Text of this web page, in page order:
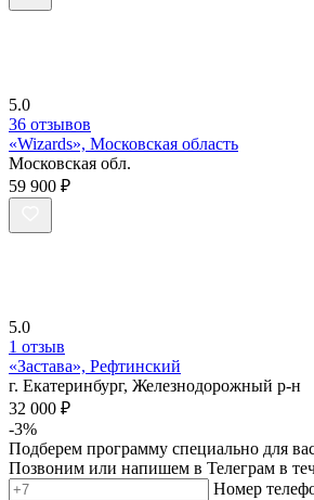
5.0
36 отзывов
«Wizards», Московская область
Московская обл.
59 900 ₽
5.0
1 отзыв
«Застава», Рефтинский
г. Екатеринбург, Железнодорожный р-н
32 000 ₽
-3%
Подберем программу специально для
Позвоним или напишем в Телеграм в
Номер